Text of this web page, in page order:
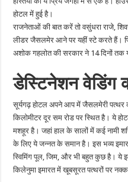
होटल में हुई है।
राजनेताओं की बात करें तो वसुंधरा राजे,
लीडर जैसलमेर आने पर यहीं स्टे करते हैं।
अशोक गहलोत की सरकार ने 14 दिनों तक
डेस्टिनेशन वेडिंग
सूर्यगढ़ होटल अपने आप में जैसलमेरी पत्थर
किलोमीटर दूर सम रोड पर स्थित है। ये
मशहूर है। जहां हाल के सालों में कई नामी
के लिए ये जन्नत के समान है। इस भव्य
स्विमिंग पूल, जिम, और भी बहुत कुछ है। ये
किलेनुमा इमारत में खूबसूरत पत्थरों पर